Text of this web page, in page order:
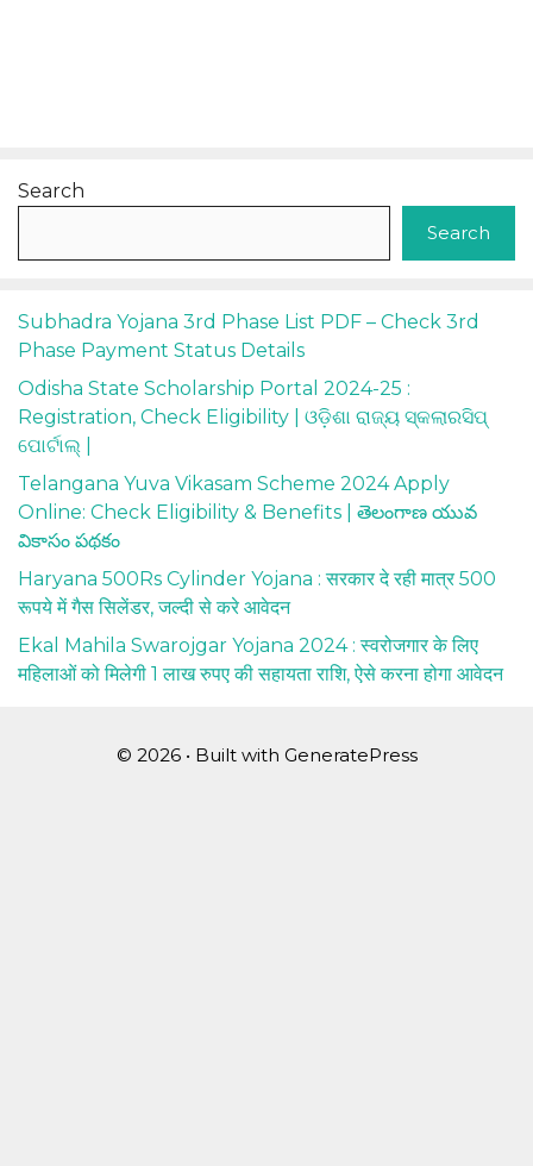
Search
Search
Subhadra Yojana 3rd Phase List PDF – Check 3rd
Phase Payment Status Details
Odisha State Scholarship Portal 2024-25 :
Registration, Check Eligibility | ଓଡ଼ିଶା ରାଜ୍ୟ ସ୍କଲାରସିପ୍
ପୋର୍ଟାଲ୍ |
Telangana Yuva Vikasam Scheme 2024 Apply
Online: Check Eligibility & Benefits | తెలంగాణ యువ
వికాసం పథకం
Haryana 500Rs Cylinder Yojana : सरकार दे रही मात्र 500
रूपये में गैस सिलेंडर, जल्दी से करे आवेदन
Ekal Mahila Swarojgar Yojana 2024 : स्वरोजगार के लिए
महिलाओं को मिलेगी 1 लाख रुपए की सहायता राशि, ऐसे करना होगा आवेदन
© 2026 • Built with GeneratePress